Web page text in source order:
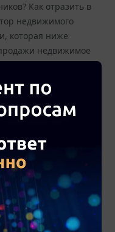
Как отразить в
недвижимого
которая ниже
недвижимое
не полностью
отразить в
по
(на